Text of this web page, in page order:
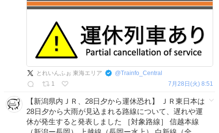
とれいんふぉ 東海エリア @Trainfo_Central
1
7月28日(火) 8:51
【新潟県内ＪＲ、28日夕から運休恐れ】 ＪＲ東日本は
28日夕から大雨が見込まれる路線について、遅れや運
休が発生すると発表しました ［対象路線］ 信越本線